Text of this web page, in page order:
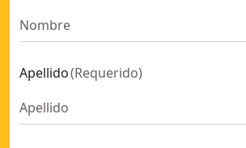
Apellido(Requerido)